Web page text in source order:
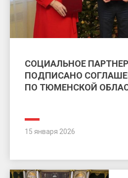
СОЦИАЛЬНОЕ
ПОДПИСАНО
ПО ТЮМЕНСКОЙ
15 января 2026